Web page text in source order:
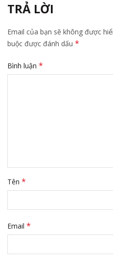
TRẢ LỜI
Email của bạn sẽ không được
buộc được đánh dấu *
Bình luận *
Tên *
Email *